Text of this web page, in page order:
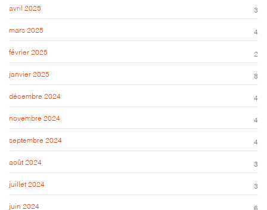
avril 2025 3
mars 2025 4
février 2025 2
janvier 2025 8
décembre 2024 4
novembre 2024 4
septembre 2024 4
août 2024 3
juillet 2024 3
juin 2024 6